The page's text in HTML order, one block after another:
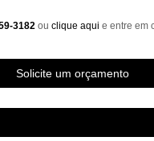
3182ouclique aqui e entre em
Solicite um orçamento